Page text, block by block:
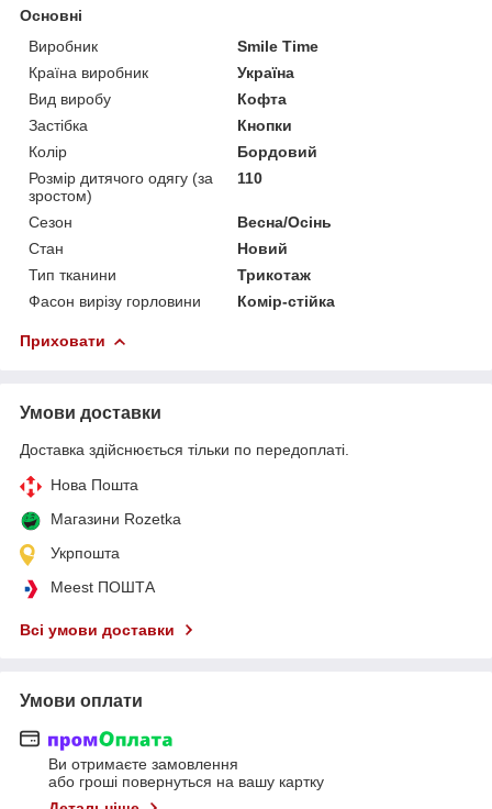
Основні
Виробник
Smile Time
Країна виробник
Україна
Вид виробу
Кофта
Застібка
Кнопки
Колір
Бордовий
Розмір дитячого одягу (за
зростом)
110
Сезон
Весна/Осінь
Стан
Новий
Тип тканини
Трикотаж
Фасон вирізу горловини
Комір-стійка
Приховати
Умови доставки
Доставка здійснюється тільки по передоплаті.
Нова Пошта
Магазини Rozetka
Укрпошта
Meest ПОШТА
Всі умови доставки
Умови оплати
Ви отримаєте замовлення
або гроші повернуться на вашу картку